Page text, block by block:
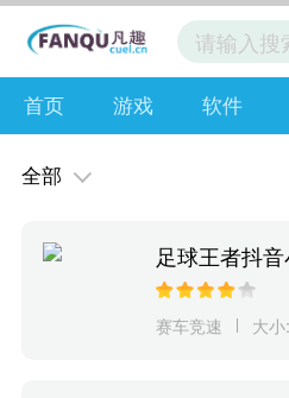
首页 游戏 软件
全部
足球王者抖
赛车竞速 大